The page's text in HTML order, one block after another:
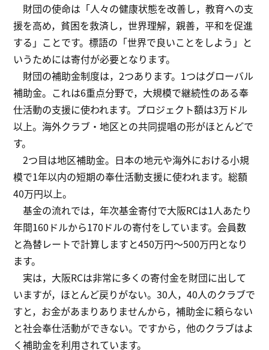
財団の使命は「人々の健康状態を改善し，教育への支
援を高め，貧困を救済し，世界理解，親善，平和を促進
する」ことです。標語の「世界で良いことをしよう」と
いうためには寄付が必要となります。
財団の補助金制度は，2つあります。1つはグローバル
補助金。これは6重点分野で，大規模で継続性のある奉
仕活動の支援に使われます。プロジェクト額は3万ドル
以上。海外クラブ・地区との共同提唱の形がほとんどで
す。
2つ目は地区補助金。日本の地元や海外における小規
模で1年以内の短期の奉仕活動支援に使われます。総額
40万円以上。
基金の流れでは，年次基金寄付で大阪RCは1人あたり
年間160ドルから170ドルの寄付をしています。会員数
と為替レートで計算しますと450万円～500万円となり
ます。
実は，大阪RCは非常に多くの寄付金を財団に出して
いますが，ほとんど戻りがない。30人，40人のクラブで
すと，お金があまりありませんから，補助金に頼らない
と社会奉仕活動ができない。ですから，他のクラブはよ
く補助金を利用されています。